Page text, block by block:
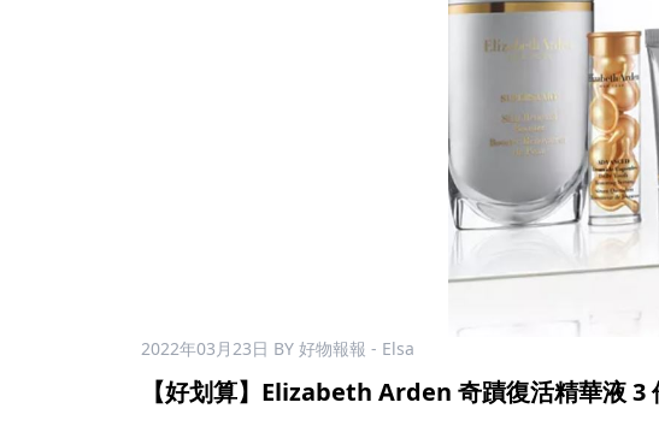
2022年03月23日 BY 好物報報 - Elsa
【好划算】Elizabeth Arden 奇蹟復活精華液 3